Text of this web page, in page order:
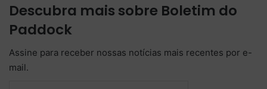
Descubra mais sobre Boletim do
Paddock
Assine para receber nossas notícias mais recentes por e-
mail.